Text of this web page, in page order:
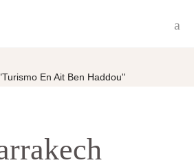
En Ait Ben Haddou"